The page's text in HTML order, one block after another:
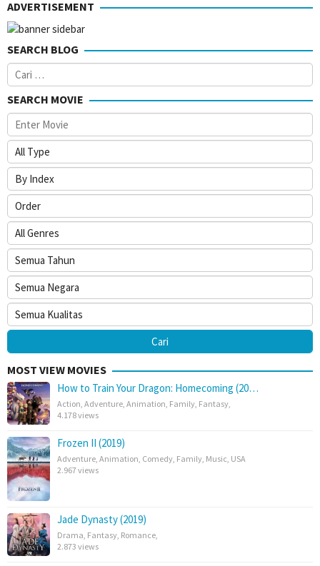
2020
ADVERTISEMENT
SEARCH BLOG
Cari
untuk:
SEARCH MOVIE
MOST VIEW MOVIES
How to Train Your Dragon: Homecoming (20…
Action Adventure Animation Family Fantasy
4.178 views
Frozen II (2019)
Adventure Animation Comedy Family Music USA
2.967 views
Jade Dynasty (2019)
Drama Fantasy Romance
2.873 views